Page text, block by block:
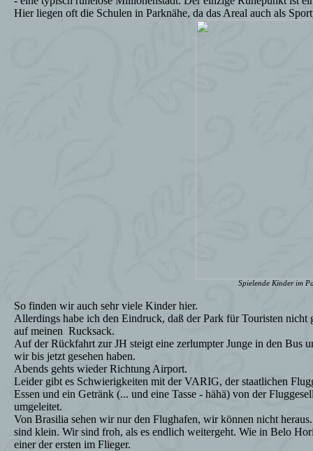
Hier liegen oft die Schulen in Parknähe, da das Areal auch als
Spielende Kinder im
So finden wir auch sehr viele Kinder hier.
Allerdings habe ich den Eindruck, daß der Park für Touristen nicht
auf meinen Rucksack.
Auf der Rückfahrt zur JH steigt eine zerlumpter Junge in den Bus
wir bis jetzt gesehen haben.
Abends gehts wieder Richtung Airport.
Leider gibt es Schwierigkeiten mit der VARIG, der staatlichen
Essen und ein Getränk (... und eine Tasse - hähä) von der
umgeleitet.
Von Brasilia sehen wir nur den Flughafen, wir können nicht
sind klein. Wir sind froh, als es endlich weitergeht. Wie in Belo
einer der ersten im Flieger.